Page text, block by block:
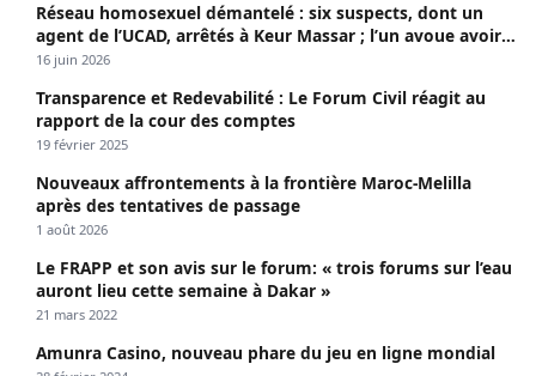
Réseau homosexuel démantelé : six suspects, dont un
agent de l’UCAD, arrêtés à Keur Massar ; l’un avoue avoir
propagé le VIH depuis 2018
16 juin 2026
Transparence et Redevabilité : Le Forum Civil réagit au
rapport de la cour des comptes
19 février 2025
Nouveaux affrontements à la frontière Maroc-Melilla
après des tentatives de passage
1 août 2026
Le FRAPP et son avis sur le forum: « trois forums sur l’eau
auront lieu cette semaine à Dakar »
21 mars 2022
Amunra Casino, nouveau phare du jeu en ligne mondial